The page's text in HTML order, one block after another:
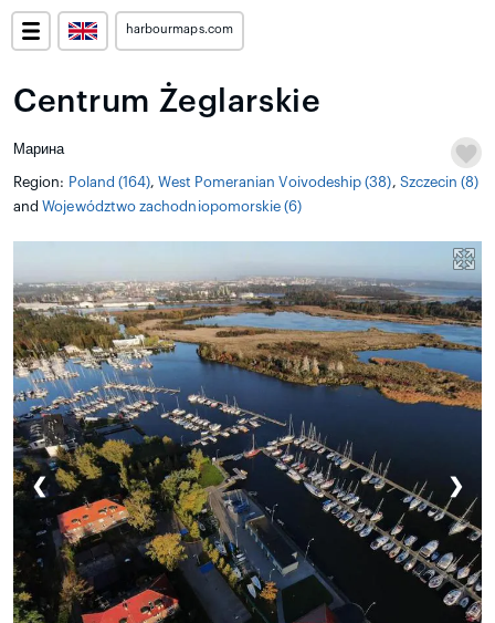
harbourmaps.com
Centrum Żeglarskie
Марина
Region: Poland (164),West Pomeranian Voivodeship (38), Szczecin (8)
andWojewództwo zachodniopomorskie (6)
❮ ❯